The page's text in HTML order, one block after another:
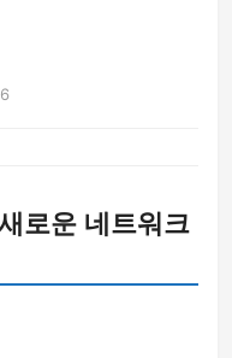
로운 네트워크